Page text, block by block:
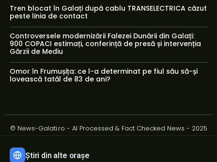
Tren blocat în Galați după cablu TRANSELECTRICA căzut
peste linia de contact
Controversele modernizării Falezei Dunării din Galați:
900 COPACI estimați, conferință de presă și intervenția
Gărzii de Mediu
Omor în Frumușița: ce l-a determinat pe fiul său să-și
lovească tatăl de 83 de ani?
© News-Galati.ro - AI Processed & Fact Checked News - 2025
Știri din alte orașe